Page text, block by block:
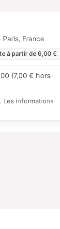
Paris, France
à partir de 6,00 €
(7,00 € hors
Les informations